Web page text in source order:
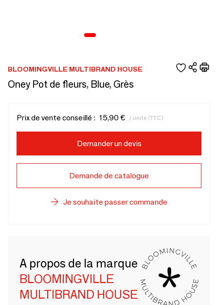
BLOOMINGVILLE MULTIBRAND HOUSE
Oney Pot de fleurs, Blue, Grès
Prix de vente conseillé : 15,90 € / unité (TTC)
Demander un devis
Demande de catalogue
Je souhaite passer commande
A propos de la marque
BLOOMINGVILLE
MULTIBRAND HOUSE